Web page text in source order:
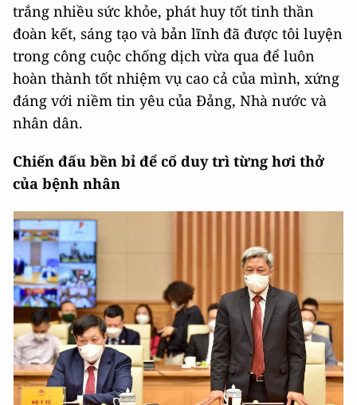
trắng nhiều sức khỏe, phát huy tốt tinh thần
đoàn kết, sáng tạo và bản lĩnh đã được tôi luyện
trong công cuộc chống dịch vừa qua để luôn
hoàn thành tốt nhiệm vụ cao cả của mình, xứng
đáng với niềm tin yêu của Đảng, Nhà nước và
nhân dân.
Chiến đấu bền bỉ để cố duy trì từng hơi thở
của bệnh nhân